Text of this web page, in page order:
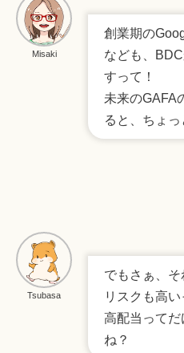
Misaki
創業期の
なども、
すって！
未来のGAFA
ると、ちょっ
Tsubasa
でもさぁ、
リスクも高い
高配当ってだ
ね？